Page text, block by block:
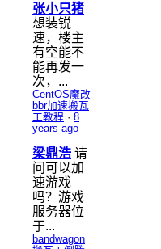
张小只猪
想装锐
速，楼主
有空能不
能再发一
次，...
CentOS魔改
bbr加速搬瓦
工教程 · 8
years ago
梁鼎浩 请
问可以加
速游戏
吗？游戏
服务器位
于...
bandwagon